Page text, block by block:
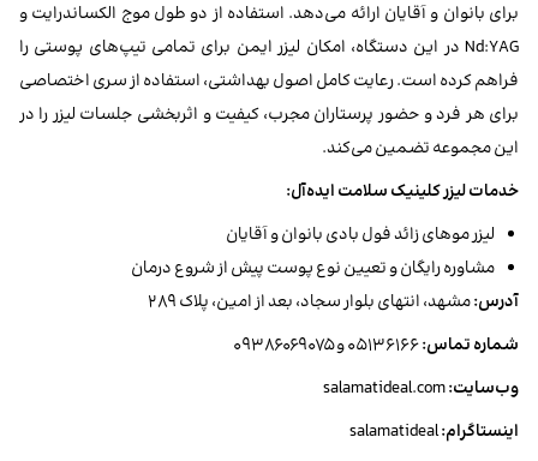
برای بانوان و آقایان ارائه می‌دهد. استفاده از دو طول موج الکساندرایت و
Nd:YAG در این دستگاه، امکان لیزر ایمن برای تمامی تیپ‌های پوستی را
فراهم کرده است. رعایت کامل اصول بهداشتی، استفاده از سری اختصاصی
برای هر فرد و حضور پرستاران مجرب، کیفیت و اثربخشی جلسات لیزر را در
این مجموعه تضمین می‌کند.
خدمات لیزر کلینیک سلامت ایده‌آل:
لیزر موهای زائد فول بادی بانوان و آقایان
مشاوره رایگان و تعیین نوع پوست پیش از شروع درمان
آدرس:مشهد، انتهای بلوار سجاد، بعد از امین، پلاک ۲۸۹
شماره تماس:
وب‌سایت:
اینستاگرام:salamatideal